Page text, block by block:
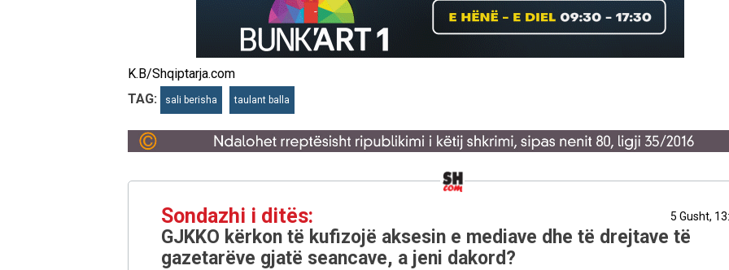
K.B/Shqiptarja.com
TAG:
sali berisha taulant balla
Sondazhi i ditës: 5 Gusht,
GJKKO kërkon të kufizojë aksesin e mediave dhe të drejtave të
gazetarëve gjatë seancave, a jeni dakord?